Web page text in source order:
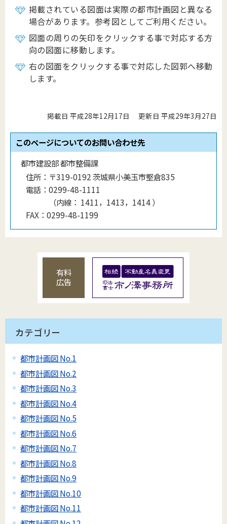
掲載されている図面は実際の都市計画図と異なる
場合があります。参考図としてご利用ください。
図面の周りの矢印をクリックする事で対応する方
向の図面に移動します。
右の図面をクリックする事で対応した図郭へ移動
します。
掲載日 平成28年12月17日 更新日 平成29年3月27日
このページについてのお問い合わせ先
都市建設部 都市整備課
住所： 〒319-0192 茨城県小美玉市堅倉835
電話： 0299-48-1111
（内線 ： 1411，1413，1414）
FAX： 0299-48-1199
有料
広告
カテゴリー
都市計画図 No.1
都市計画図 No.2
都市計画図 No.3
都市計画図 No.4
都市計画図 No.5
都市計画図 No.6
都市計画図 No.7
都市計画図 No.8
都市計画図 No.9
都市計画図 No.10
都市計画図 No.11